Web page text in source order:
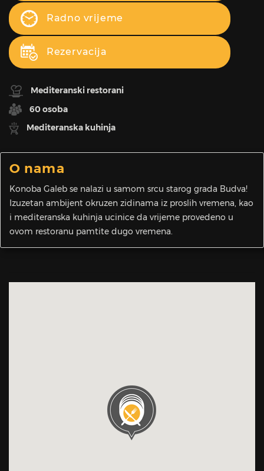
Radno vrijeme
Rezervacija
Mediteranski restorani
60 osoba
Mediteranska kuhinja
O nama
Konoba Galeb se nalazi u samom srcu starog grada Budva!
Izuzetan ambijent okruzen zidinama iz proslih vremena, kao
i mediteranska kuhinja ucinice da vrijeme provedeno u
ovom restoranu pamtite dugo vremena.